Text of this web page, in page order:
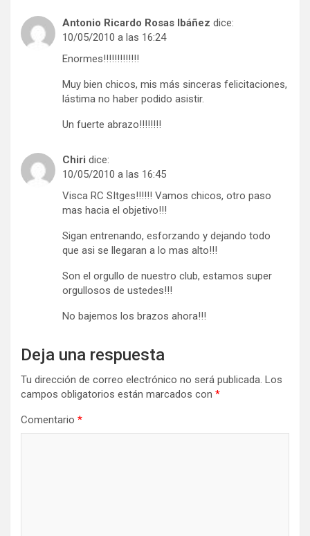
Antonio Ricardo Rosas Ibáñez dice:
10/05/2010 a las 16:24
Enormes!!!!!!!!!!!!!
Muy bien chicos, mis más sinceras felicitaciones,
lástima no haber podido asistir.
Un fuerte abrazo!!!!!!!!
Chiri dice:
10/05/2010 a las 16:45
Visca RC SItges!!!!!! Vamos chicos, otro paso
mas hacia el objetivo!!!
Sigan entrenando, esforzando y dejando todo
que asi se llegaran a lo mas alto!!!
Son el orgullo de nuestro club, estamos super
orgullosos de ustedes!!!
No bajemos los brazos ahora!!!
Deja una respuesta
Tu dirección de correo electrónico no será publicada. Los
campos obligatorios están marcados con *
Comentario *